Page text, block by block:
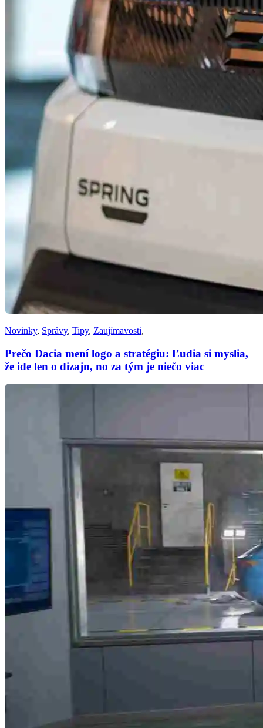
Novinky, Správy, Tipy, Zaujímavosti,
Prečo Dacia mení logo a stratégiu: Ľudia si myslia,
že ide len o dizajn, no za tým je niečo viac